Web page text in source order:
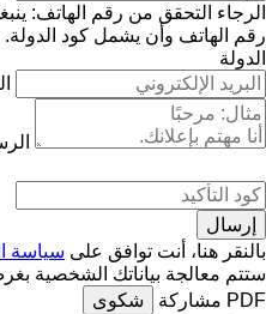
الرجاء التحقق من رقم الهاتف:
رقم الهاتف وأن يشمل كود الدولة.
الدولة
بالنقر هنا، أنت توافق على سياسة
ستتم معالجة بياناتك الشخصية
PDF مشاركة
شكوى